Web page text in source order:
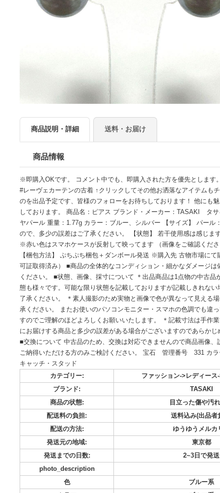
商品説明・詳細 送料・お届け
商品情報
※即購入OKです。 コメント中でも、即購入された方を優先
#レーヴェカーテンの古着 ↑クリックしてその他お洒落なアイ
のを出品予定です、皆様のフォローをお待ちしております！
しております。 商品名：ピアス ブランド・メーカー：
ヤパール 重量：1.77g カラー：ブルー、シルバー 【サイズ
ので、多少の誤差はご了承ください。 【状態】 若干使用感
※赤い色はスマホケースが反射して映ってます （画像をご確
【梱包方法】 ぷちぷち梱包＋ダンボール発送 ※購入先 古物
可証取得済み） ■商品の全体的なコンディション・細かなダ
ください。 ■状態、画像、採寸について ＊出品商品は1点物
態も様々です。可能な限り状態を記載しておりますが記載し
了承ください。 ＊素人撮影のため実物と画像で色が異なっ
承ください。 またお使いのパソコンモニター・スマホの色調
すのでご理解のほどよろしくお願いいたします。 ＊記載寸法
にお届けする商品と多少の誤差がある場合がございますので
■交換について 中古品のため、交換は対応できませんので商
ご納得いただける方のみご検討ください。 宝石 管理番号
キャッチ・スタッド
カテゴリー:
ファッション->レ
ブランド:
商品の状態:
目立った
配送料の負担:
送料込み